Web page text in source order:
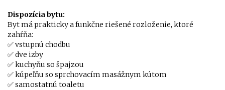
Dispozícia bytu:
Byt má prakticky a funkčne riešené rozloženie, ktoré
zahŕňa:
✅ vstupnú chodbu
✅ dve izby
✅ kuchyňu so špajzou
✅ kúpeľňu so sprchovacím masážnym kútom
✅ samostatnú toaletu